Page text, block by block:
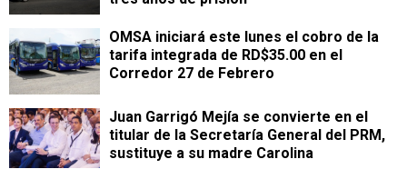
OMSA iniciará este lunes el cobro de la
tarifa integrada de RD$35.00 en el
Corredor 27 de Febrero
Juan Garrigó Mejía se convierte en el
titular de la Secretaría General del PRM,
sustituye a su madre Carolina